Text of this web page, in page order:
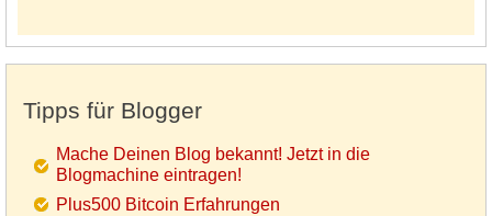
Tipps für Blogger
Mache Deinen Blog bekannt! Jetzt in die
Blogmachine eintragen!
Plus500 Bitcoin Erfahrungen